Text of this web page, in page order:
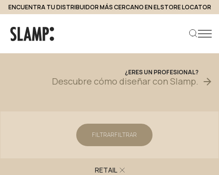
ENCUENTRA TU DISTRIBUIDOR MÁS CERCANO EN EL STORE LOCATOR
Proyectos
¿ERESUN PROFESIONAL?
Descubre cómo diseñar con Slamp.
FILTRARFILTRAR
RETAIL